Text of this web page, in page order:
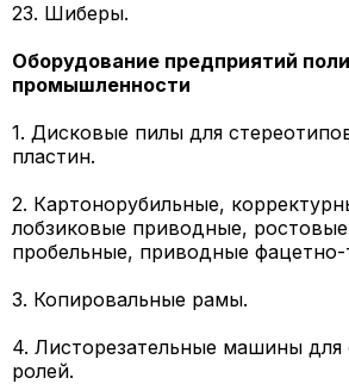
23. Шиберы.
Оборудование предприятий
промышленности
1. Дисковые пилы для
пластин.
2. Картонорубильные,
лобзиковые приводные,
пробельные, приводные
3. Копировальные рамы.
4. Листорезательные машины для
ролей.